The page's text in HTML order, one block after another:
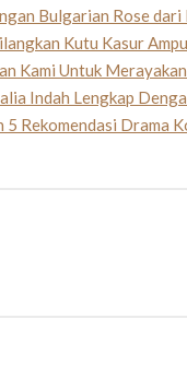
Bulgarian Rose
Kutu Kasur
Kami Untuk
Indah Lengkap
Rekomendasi Drama